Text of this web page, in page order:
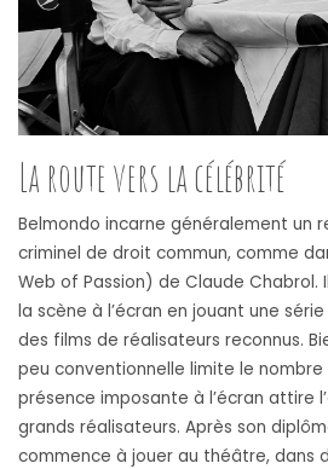
La route vers la célébrité
Belmondo incarne généralement un
criminel de droit commun, comme
Web of Passion) de Claude Chabrol.
la scène à l’écran en jouant une
des films de réalisateurs reconnus.
peu conventionnelle limite le nombre
présence imposante à l’écran attire
grands réalisateurs. Après son
commence à jouer au théâtre, dans